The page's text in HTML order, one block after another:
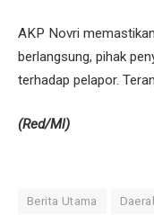
AKP Novri
berlangsung, pihak
terhadap pelapor.
(Red/Ml)
Berita Utama